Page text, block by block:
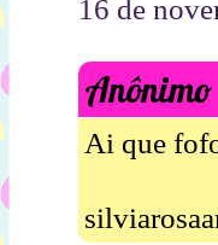
16 de
Anônimo
Ai que